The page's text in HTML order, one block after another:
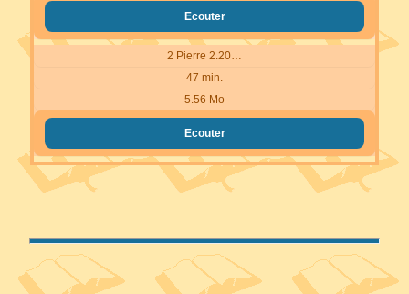
Ecouter
2 Pierre 2.20…
47 min.
5.56 Mo
Ecouter